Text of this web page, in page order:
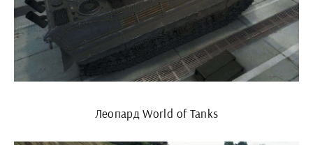
Леопард World of Tanks